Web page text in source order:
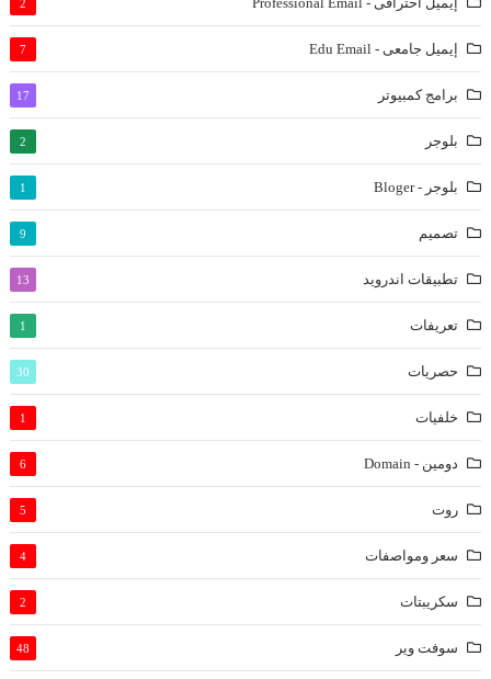
2
إيميل جامعى - Edu Email 7
برامج كمبيوتر 17
بلوجر 2
بلوجر - Bloger 1
تصميم 9
تطبيقات اندرويد 13
تعريفات 1
حصريات 30
خلفيات 1
دومين - Domain 6
روت 5
سعر ومواصفات 4
سكريبتات 2
سوفت وير 48